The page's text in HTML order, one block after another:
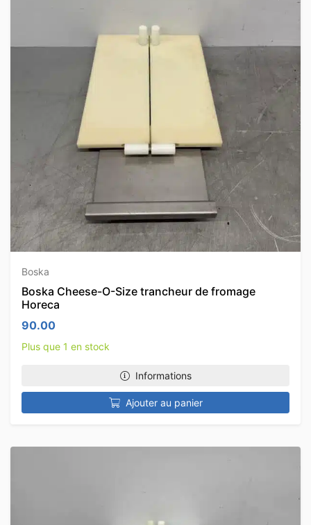
Boska
Boska Cheese-O-Size trancheur de fromage
Horeca
90.00
Plus que 1 en stock
Informations
Ajouter au panier